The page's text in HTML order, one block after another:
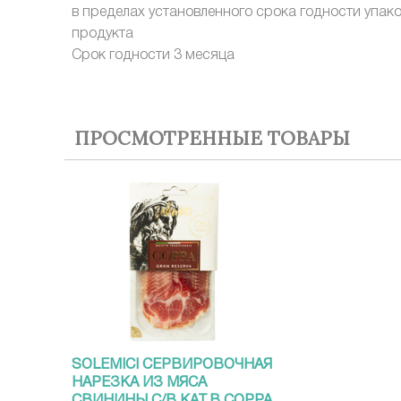
в пределах установленного срока годности
продукта
Срок годности 3 месяца
ПРОСМОТРЕННЫЕ ТОВАРЫ
SOLEMICI СЕРВИРОВОЧНАЯ
НАРЕЗКА ИЗ МЯСА